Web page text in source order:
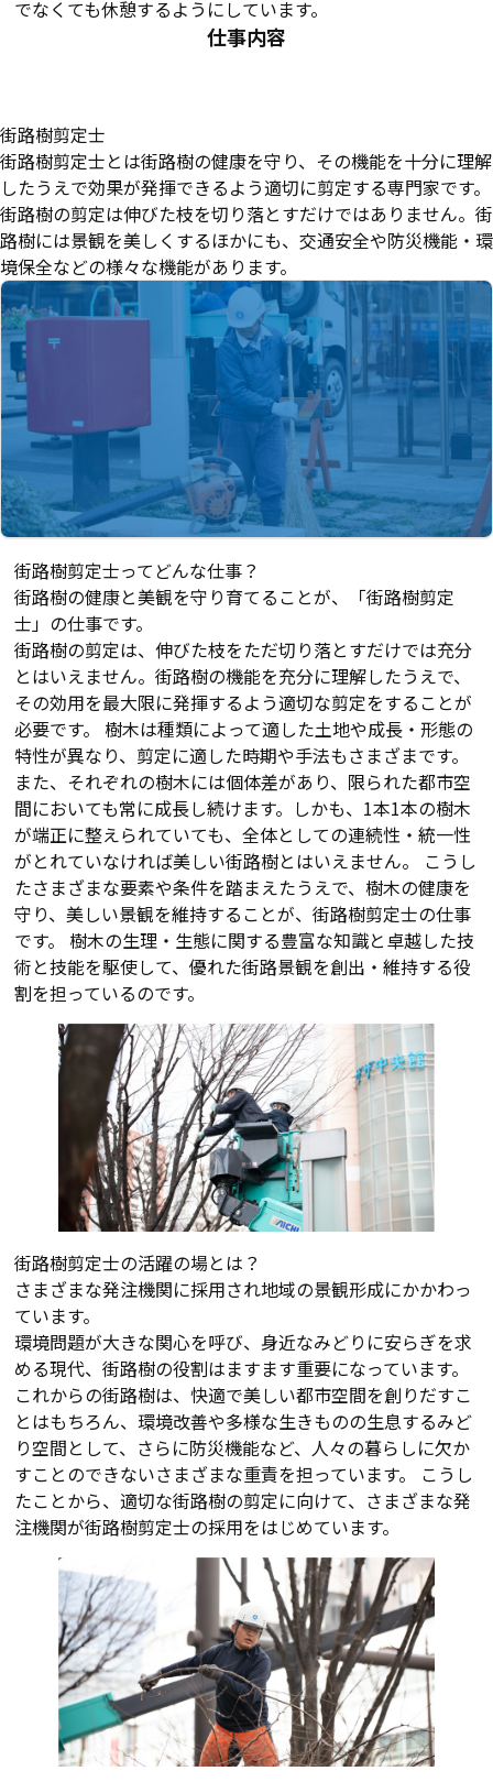
でなくても休憩するようにしています。
仕事内容
街路樹剪定士
街路樹剪定士とは街路樹の健康を守り、その機能を十分に理解
したうえで効果が発揮できるよう適切に剪定する専門家です。
街路樹の剪定は伸びた枝を切り落とすだけではありません。街
路樹には景観を美しくするほかにも、交通安全や防災機能・環
境保全などの様々な機能があります。
街路樹剪定士ってどんな仕事？
街路樹の健康と美観を守り育てることが、「街路樹剪定
士」の仕事です。
街路樹の剪定は、伸びた枝をただ切り落とすだけでは充分
とはいえません。街路樹の機能を充分に理解したうえで、
その効用を最大限に発揮するよう適切な剪定をすることが
必要です。 樹木は種類によって適した土地や成長・形態の
特性が異なり、剪定に適した時期や手法もさまざまです。
また、それぞれの樹木には個体差があり、限られた都市空
間においても常に成長し続けます。しかも、1本1本の樹木
が端正に整えられていても、全体としての連続性・統一性
がとれていなければ美しい街路樹とはいえません。 こうし
たさまざまな要素や条件を踏まえたうえで、樹木の健康を
守り、美しい景観を維持することが、街路樹剪定士の仕事
です。 樹木の生理・生態に関する豊富な知識と卓越した技
術と技能を駆使して、優れた街路景観を創出・維持する役
割を担っているのです。
街路樹剪定士の活躍の場とは？
さまざまな発注機関に採用され地域の景観形成にかかわっ
ています。
環境問題が大きな関心を呼び、身近なみどりに安らぎを求
める現代、街路樹の役割はますます重要になっています。
これからの街路樹は、快適で美しい都市空間を創りだすこ
とはもちろん、環境改善や多様な生きものの生息するみど
り空間として、さらに防災機能など、人々の暮らしに欠か
すことのできないさまざまな重責を担っています。 こうし
たことから、適切な街路樹の剪定に向けて、さまざまな発
注機関が街路樹剪定士の採用をはじめています。